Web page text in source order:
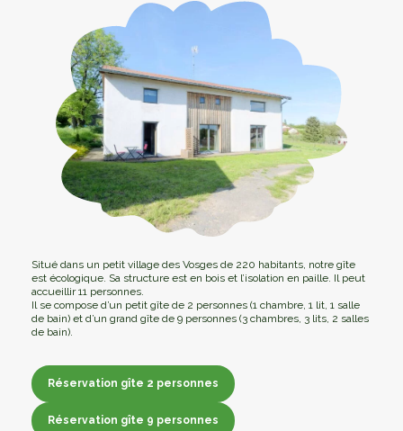
Situé dans un petit village des Vosges de 220 habitants, notre gîte
est écologique. Sa structure est en bois et l’isolation en paille. Il peut
accueillir 11 personnes.
Il se compose d’un petit gîte de 2 personnes (1 chambre, 1 lit, 1 salle
de bain) et d’un grand gîte de 9 personnes (3 chambres, 3 lits, 2 salles
de bain).
Réservation gîte 2 personnes
Réservation gîte 2 personnes
Réservation gîte 9 personnes